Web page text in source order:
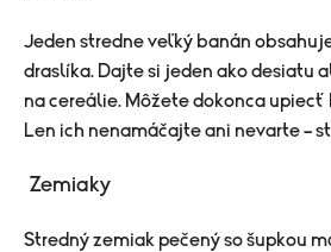
Jeden stredne veľký banán
draslíka. Dajte si jeden ako desiatu
na cereálie. Môžete dokonca
Len ich nenamáčajte ani nevarte –
Zemiaky
Stredný zemiak pečený so šupkou